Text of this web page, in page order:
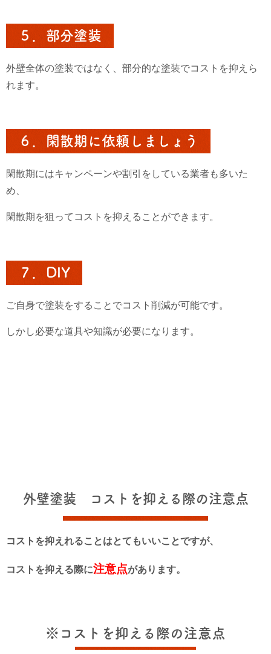
５．部分塗装
外壁全体の塗装ではなく、部分的な塗装でコストを抑えら
れます。
６．閑散期に依頼しましょう
閑散期にはキャンペーンや割引をしている業者も多いた
め、
閑散期を狙ってコストを抑えることができます。
７．DIY
ご自身で塗装をすることでコスト削減が可能です。
しかし必要な道具や知識が必要になります。
外壁塗装 コストを抑える際の注意点
コストを抑えれることはとてもいいことですが、
コストを抑える際に注意点があります。
※コストを抑える際の注意点